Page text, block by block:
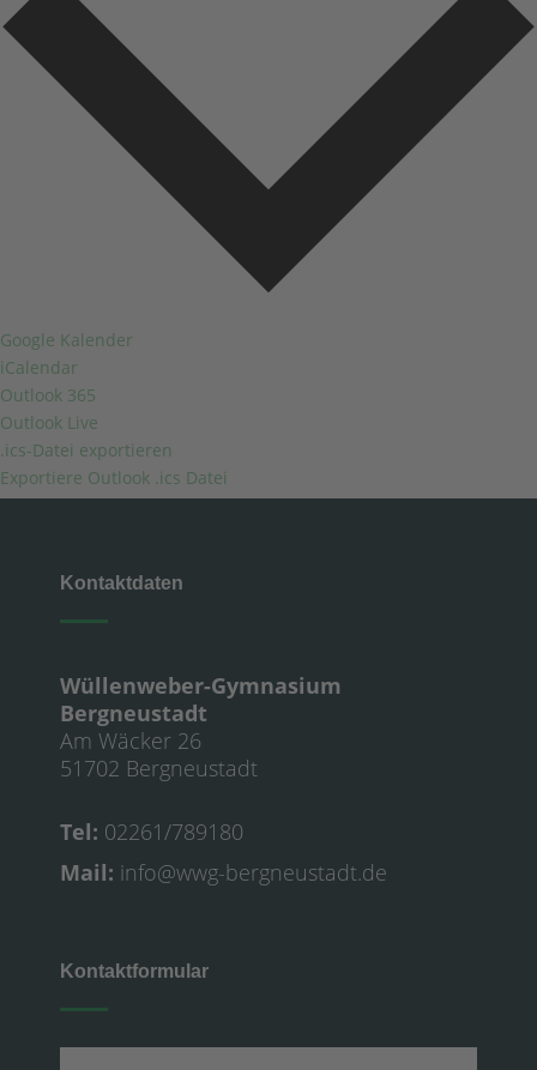
Google Kalender
iCalendar
Outlook 365
Outlook Live
.ics-Datei exportieren
Exportiere Outlook .ics Datei
Kontaktdaten
Wüllenweber-Gymnasium
Bergneustadt
Am Wäcker 26
51702 Bergneustadt
Tel: 02261/789180
Mail: info@wwg-bergneustadt.de
Kontaktformular